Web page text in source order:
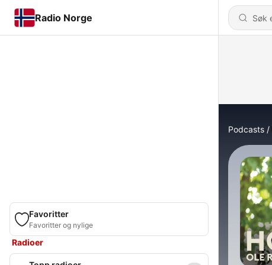
Radio Norge
Favoritter
Favoritter og nylige
Radioer
Podcasts